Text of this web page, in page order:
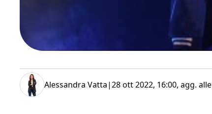
Alessandra Vatta|28 ott 2022, 16:00, agg. alle